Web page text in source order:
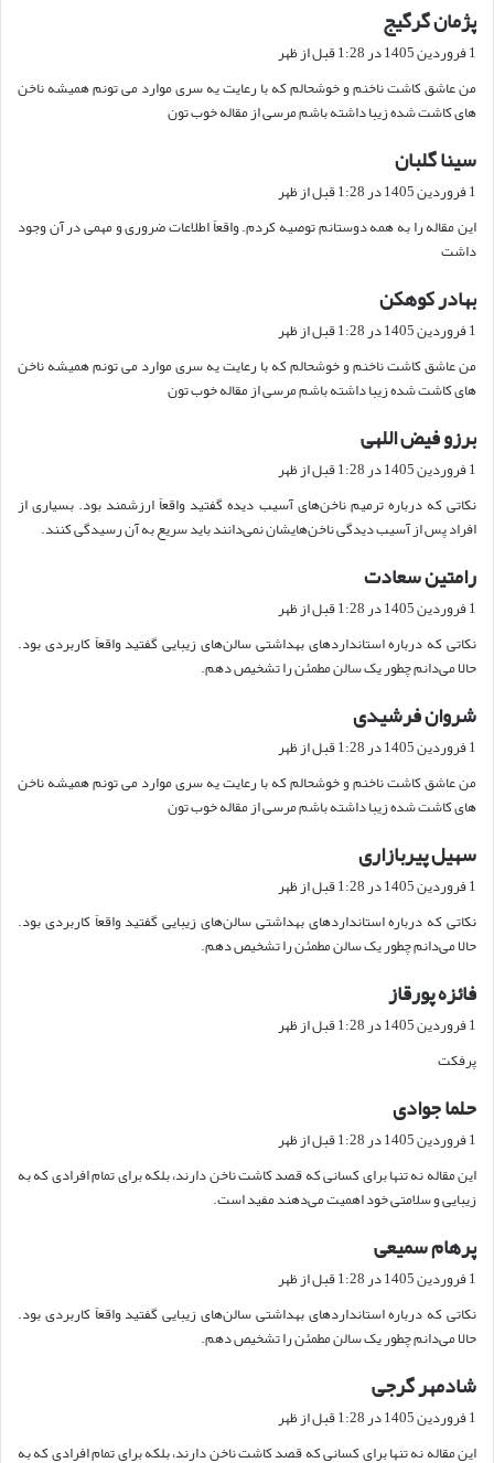
پژمان گرگیج
ت
:
1 فروردین 1405 در 1:28 قبل از ظهر
من عاشق کاشت ناخنم و خوشحالم که با رعایت یه سری موارد می تونم همیشه ناخن
های کاشت شده زیبا داشته باشم مرسی از مقاله خوب تون
سینا گلبان
:
1 فروردین 1405 در 1:28 قبل از ظهر
این مقاله را به همه دوستانم توصیه کردم. واقعاً اطلاعات ضروری و مهمی در آن وجود
داشت
بهادر کوهکن
ت
:
1 فروردین 1405 در 1:28 قبل از ظهر
من عاشق کاشت ناخنم و خوشحالم که با رعایت یه سری موارد می تونم همیشه ناخن
های کاشت شده زیبا داشته باشم مرسی از مقاله خوب تون
برزو فیض اللهی
ف
:
1 فروردین 1405 در 1:28 قبل از ظهر
نکاتی که درباره ترمیم ناخن‌های آسیب دیده گفتید واقعاً ارزشمند بود. بسیاری از
افراد پس از آسیب دیدگی ناخن‌هایشان نمی‌دانند باید سریع به آن رسیدگی کنند.
رامتین سعادت
ف
:
1 فروردین 1405 در 1:28 قبل از ظهر
نکاتی که درباره استانداردهای بهداشتی سالن‌های زیبایی گفتید واقعاً کاربردی بود.
حالا می‌دانم چطور یک سالن مطمئن را تشخیص دهم.
شروان فرشیدی
ف
:
1 فروردین 1405 در 1:28 قبل از ظهر
من عاشق کاشت ناخنم و خوشحالم که با رعایت یه سری موارد می تونم همیشه ناخن
های کاشت شده زیبا داشته باشم مرسی از مقاله خوب تون
سهیل پیربازاری
ف
:
1 فروردین 1405 در 1:28 قبل از ظهر
نکاتی که درباره استانداردهای بهداشتی سالن‌های زیبایی گفتید واقعاً کاربردی بود.
حالا می‌دانم چطور یک سالن مطمئن را تشخیص دهم.
فائزه پورقاز
ف
1 فروردین 1405 در 1:28 قبل از ظهر
پرفکت
حلما جوادی
ف
:
1 فروردین 1405 در 1:28 قبل از ظهر
این مقاله نه تنها برای کسانی که قصد کاشت ناخن دارند، بلکه برای تمام افرادی که به
زیبایی و سلامتی خود اهمیت می‌دهند مفید است.
پرهام سمیعی
ت
:
1 فروردین 1405 در 1:28 قبل از ظهر
نکاتی که درباره استانداردهای بهداشتی سالن‌های زیبایی گفتید واقعاً کاربردی بود.
حالا می‌دانم چطور یک سالن مطمئن را تشخیص دهم.
شادمهر گرجی
ت
1 فروردین 1405 در 1:28 قبل از ظهر
این مقاله نه تنها برای کسانی که قصد کاشت ناخن دارند، بلکه برای تمام افرادی که به